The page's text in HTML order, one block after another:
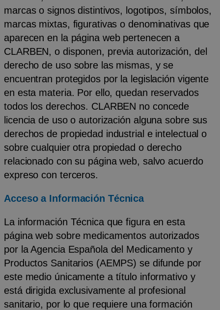
marcas o signos distintivos, logotipos, símbolos,
marcas mixtas, figurativas o denominativas que
aparecen en la página web pertenecen a
CLARBEN, o disponen, previa autorización, del
derecho de uso sobre las mismas, y se
encuentran protegidos por la legislación vigente
en esta materia. Por ello, quedan reservados
todos los derechos. CLARBEN no concede
licencia de uso o autorización alguna sobre sus
derechos de propiedad industrial e intelectual o
sobre cualquier otra propiedad o derecho
relacionado con su página web, salvo acuerdo
expreso con terceros.
Acceso a Información Técnica
La información Técnica que figura en esta
página web sobre medicamentos autorizados
por la Agencia Española del Medicamento y
Productos Sanitarios (AEMPS) se difunde por
este medio únicamente a título informativo y
está dirigida exclusivamente al profesional
sanitario, por lo que requiere una formación